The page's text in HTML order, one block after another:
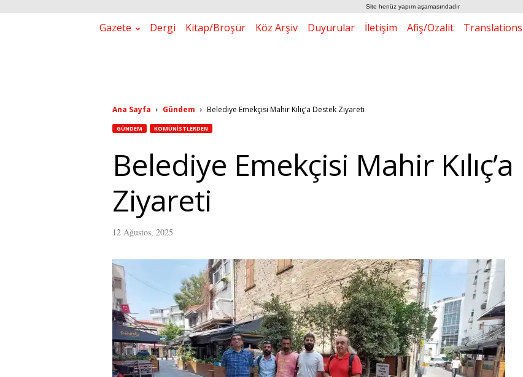
Site henüz yapım aşamasındadır
Gazete Dergi Kitap/Broşür Köz Arşiv Duyurular İletişim Afiş/Ozalit Translations
Ana Sayfa Gündem Belediye Emekçisi Mahir Kılıç’a Destek Ziyareti
GÜNDEM KOMÜNISTLERDEN
Belediye Emekçisi Mahir
Ziyareti
12 Ağustos, 2025